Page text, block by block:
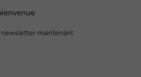
maintenant